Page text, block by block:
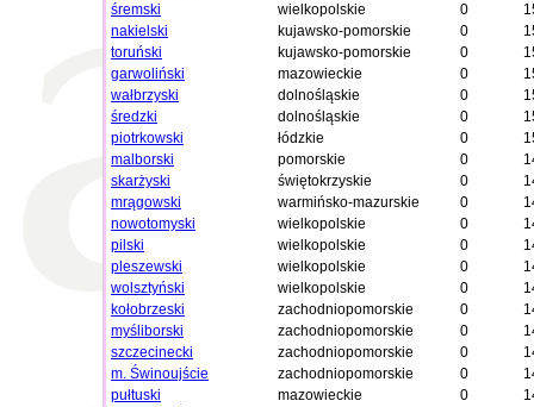
śremski
wielkopolskie 0
nakielski
kujawsko-pomorskie 0
toruński
kujawsko-pomorskie 0
garwoliński
mazowieckie 0
wałbrzyski
dolnośląskie 0
średzki
dolnośląskie 0
piotrkowski
łódzkie 0
malborski
pomorskie 0
skarżyski
świętokrzyskie 0
mrągowski
warmińsko-mazurskie 0
nowotomyski
wielkopolskie 0
pilski
wielkopolskie 0
pleszewski
wielkopolskie 0
wolsztyński
wielkopolskie 0
kołobrzeski
zachodniopomorskie 0
myśliborski
zachodniopomorskie 0
szczecinecki
zachodniopomorskie 0
m. Świnoujście
zachodniopomorskie 0
pułtuski
mazowieckie 0